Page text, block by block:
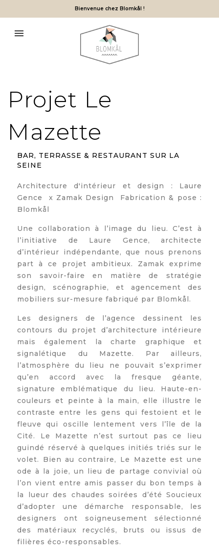
Bienvenue chez Blomkål !
Projet Le
Mazette
BAR, TERRASSE & RESTAURANT SUR LA
SEINE
Architecture d'intérieur et design : Laure
Gence
x Zamak Design
Fabrication & pose :
Blomkål
Une collaboration à l’image du lieu. C’est à
l’initiative de Laure Gence, architecte
d’intérieur indépendante, que nous prenons
part à ce projet ambitieux. Zamak exprime
son savoir-faire en matière de stratégie
design, scénographie, et agencement des
mobiliers sur-mesure fabriqué par Blomkål.
Les designers de l’agence dessinent les
contours du projet d’architecture intérieure
mais également la charte graphique et
signalétique du Mazette. Par ailleurs,
l’atmosphère du lieu ne pouvait s’exprimer
qu’en accord avec la fresque géante,
signature emblématique du lieu. Haute-en-
couleurs et peinte à la main, elle illustre le
contraste entre les gens qui festoient et le
fleuve qui oscille lentement vers l’île de la
Cité. Le Mazette n’est surtout pas ce lieu
guindé réservé à quelques initiés triés sur le
volet. Bien au contraire, Le Mazette est une
ode à la joie, un lieu de partage convivial où
l’on vient entre amis passer du bon temps à
la lueur des chaudes soirées d’été Soucieux
d’adopter une démarche responsable, les
designers ont soigneusement sélectionné
des matériaux recyclés, bruts ou issus de
filières éco-responsables.